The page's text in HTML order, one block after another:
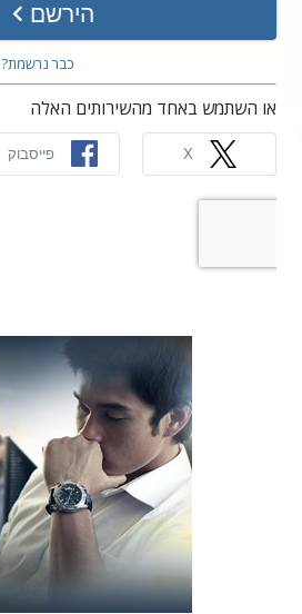
הירשם
כבר נרשמת?
או השתמש באחד מהשירותים האלה
X פייסבוק